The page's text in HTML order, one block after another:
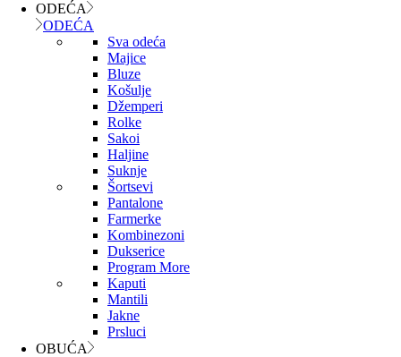
ODEĆA
ODEĆA
Sva odeća
Majice
Bluze
Košulje
Džemperi
Rolke
Sakoi
Haljine
Suknje
Šortsevi
Pantalone
Farmerke
Kombinezoni
Dukserice
Program More
Kaputi
Mantili
Jakne
Prsluci
OBUĆA